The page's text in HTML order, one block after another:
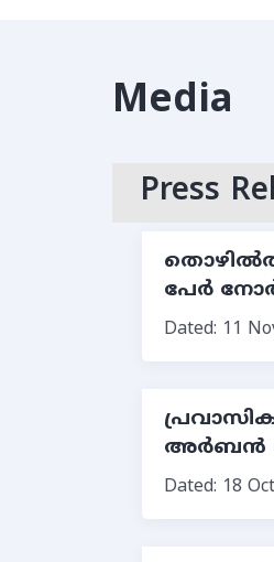
Media
Press
പേര്‍
Dated: 11
അര്‍ബന്‍
Dated: 18